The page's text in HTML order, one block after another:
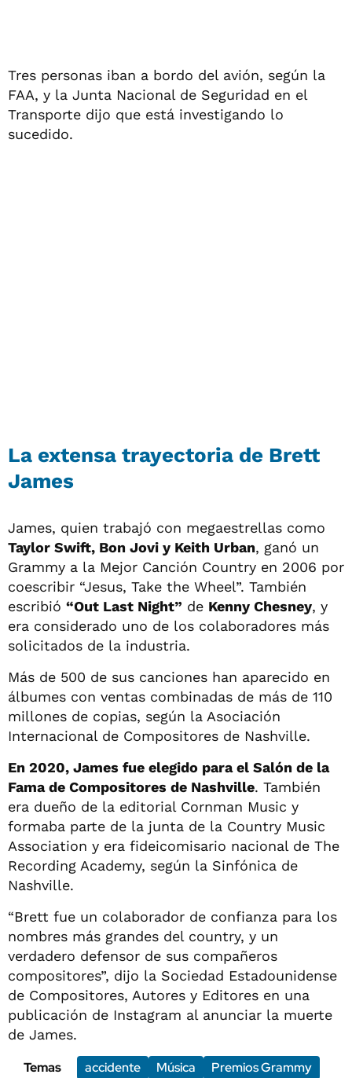
Tres personas iban a bordo del avión, según la
FAA, y la Junta Nacional de Seguridad en el
Transporte dijo que está investigando lo
sucedido.
La extensa trayectoria de Brett
James
James, quien trabajó con megaestrellas como
Taylor Swift, Bon Jovi y Keith Urban, ganó un
Grammy a la Mejor Canción Country en 2006 por
coescribir “Jesus, Take the Wheel”. También
escribió “Out Last Night” de Kenny Chesney, y
era considerado uno de los colaboradores más
solicitados de la industria.
Más de 500 de sus canciones han aparecido en
álbumes con ventas combinadas de más de 110
millones de copias, según la Asociación
Internacional de Compositores de Nashville.
En 2020, James fue elegido para el Salón de la
Fama de Compositores de Nashville. También
era dueño de la editorial Cornman Music y
formaba parte de la junta de la Country Music
Association y era fideicomisario nacional de The
Recording Academy, según la Sinfónica de
Nashville.
“Brett fue un colaborador de confianza para los
nombres más grandes del country, y un
verdadero defensor de sus compañeros
compositores”, dijo la Sociedad Estadounidense
de Compositores, Autores y Editores en una
publicación de Instagram al anunciar la muerte
de James.
Temas
accidente Música Premios Grammy